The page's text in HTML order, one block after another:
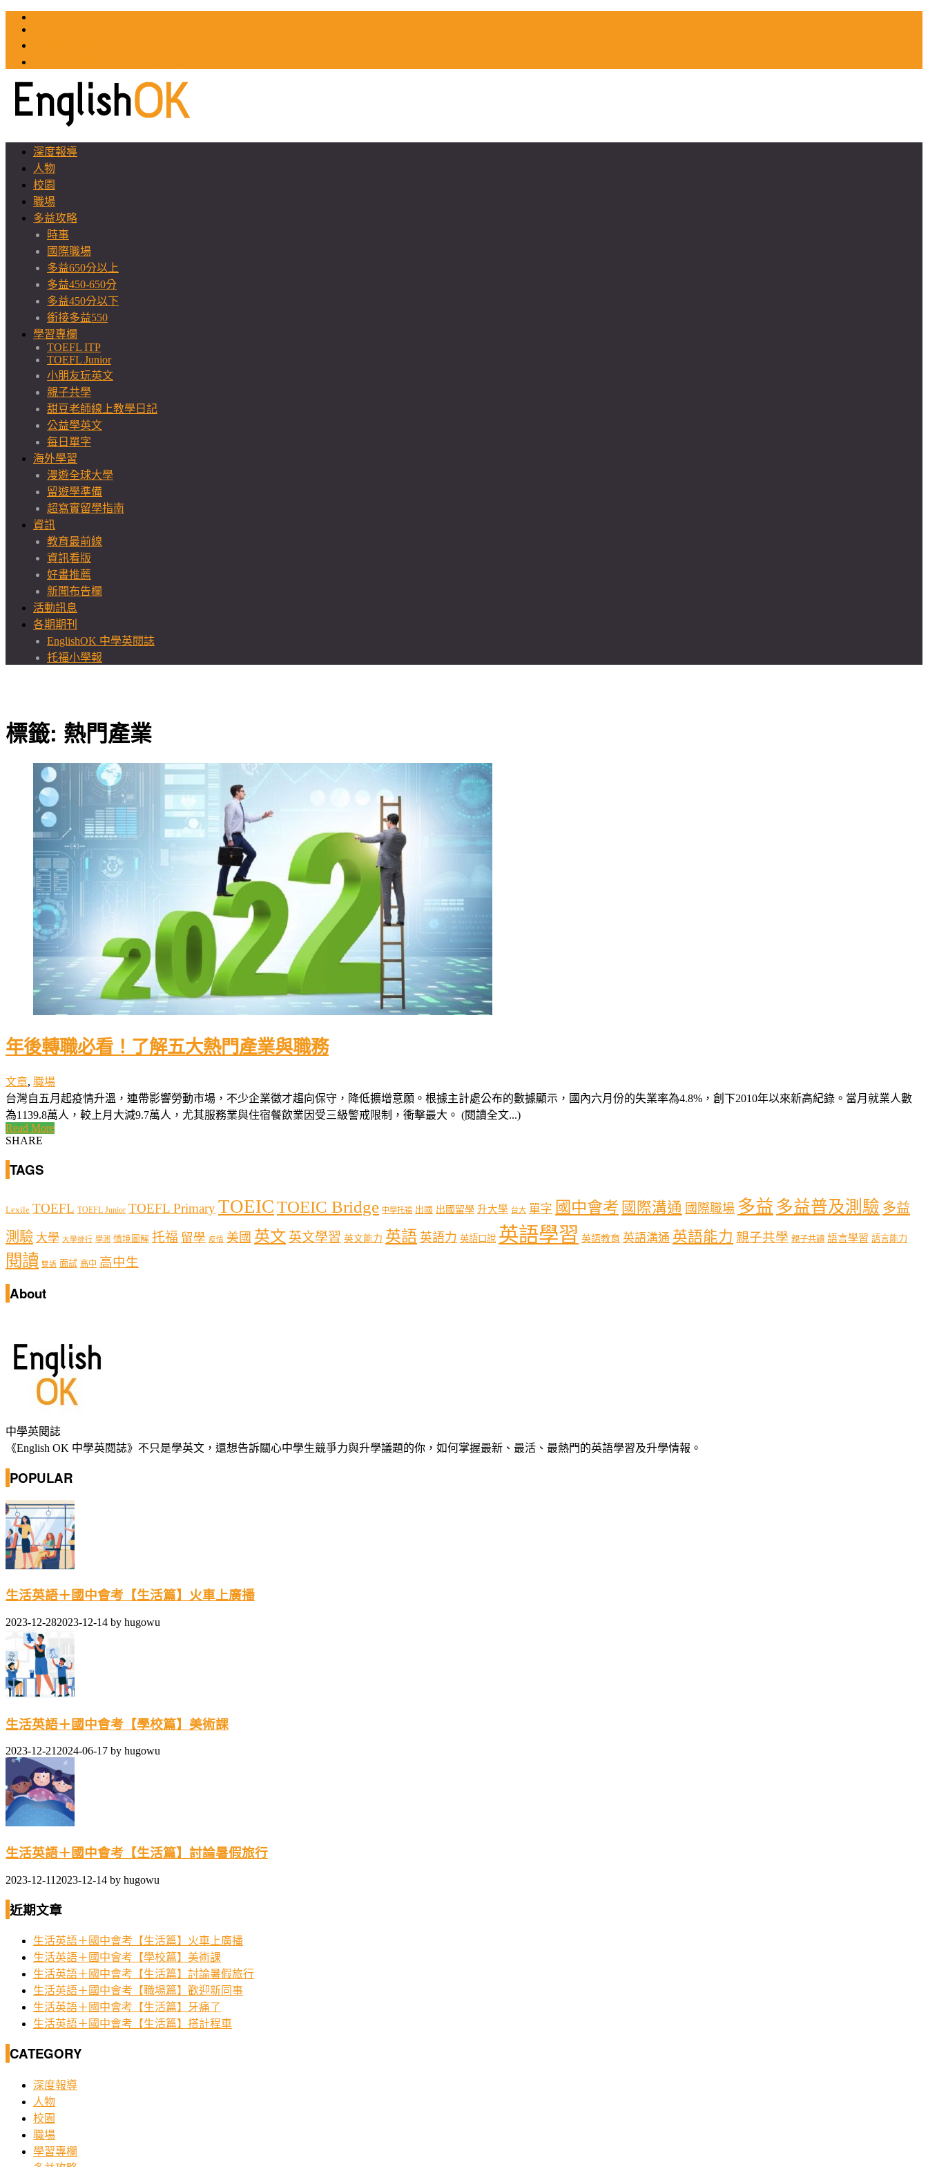
深度報導
人物
校園
職場
多益攻略
時事
國際職場
多益650分以上
多益450-650分
多益450分以下
銜接多益550
學習專欄
TOEFL ITP
TOEFL Junior
小朋友玩英文
親子共學
甜豆老師線上教學日記
公益學英文
每日單字
海外學習
漫遊全球大學
留遊學準備
超寫實留學指南
資訊
教育最前線
資訊看版
好書推薦
新聞布告欄
活動訊息
各期期刊
EnglishOK 中學英閱誌
托福小學報
標籤: 熱門產業
年後轉職必看！了解五大熱門產業與職務
文章, 職場
台灣自五月起疫情升溫，連帶影響勞動市場，不少企業徵才趨向保守，降低擴增意願。根據主計處公布的數據顯示，國內六月份的失業率為4.8%，創下2010年以來新高紀錄。當月就業人數
為1139.8萬人，較上月大減9.7萬人，尤其服務業與住宿餐飲業因受三級警戒限制，衝擊最大。 (閱讀全文...)
Read More
SHARE
TAGS
Lexile TOEFL TOEFL Junior TOEFL PrimaryTOEICTOEIC Bridge 中學托福 出國 出國留學 升大學 台大 單字 國中會考 國際溝通 國際職場 多益 多益普及測驗 多益
測驗 大學 大學排行 學測 情境圖解 托福 留學 疫情 美國 英文 英文學習 英文能力 英語 英語力 英語口說 英語學習 英語教育 英語溝通 英語能力 親子共學 親子共讀 語言學習 語言能力
閱讀 雙語 面試 高中 高中生
About
中學英閱誌
《English OK 中學英閱誌》不只是學英文，還想告訴關心中學生競爭力與升學議題的你，如何掌握最新、最活、最熱門的英語學習及升學情報。
POPULAR
生活英語＋國中會考【生活篇】火車上廣播
2023-12-282023-12-14 by hugowu
生活英語＋國中會考【學校篇】美術課
2023-12-212024-06-17 by hugowu
生活英語＋國中會考【生活篇】討論暑假旅行
2023-12-11 2023-12-14 by hugowu
近期文章
生活英語＋國中會考【生活篇】火車上廣播
生活英語＋國中會考【學校篇】美術課
生活英語＋國中會考【生活篇】討論暑假旅行
生活英語＋國中會考【職場篇】歡迎新同事
生活英語＋國中會考【生活篇】牙痛了
生活英語＋國中會考【生活篇】搭計程車
CATEGORY
深度報導
人物
校園
職場
學習專欄